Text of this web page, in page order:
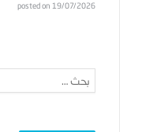
posted on 19/07/2026